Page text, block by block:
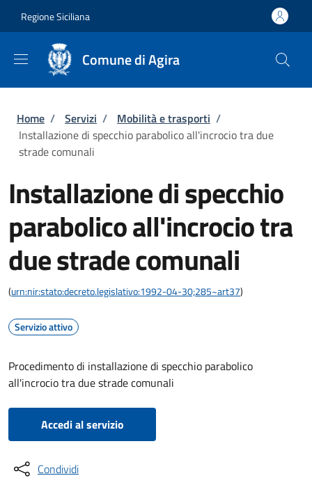
Regione Siciliana
Comune di Agira
Briciole di pane
Home / Servizi / Mobilità e trasporti /
Installazione di specchio parabolico all'incrocio tra due
strade comunali
Installazione di specchio
parabolico all'incrocio tra
due strade comunali
(urn:nir:stato:decreto.legislativo:1992-04-30;285~art37)
Servizio attivo
Procedimento di installazione di specchio parabolico
all'incrocio tra due strade comunali
Accedi al servizio
Condividi